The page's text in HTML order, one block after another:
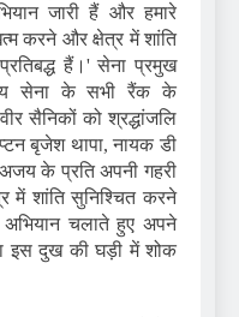
जारी हैं और हमारे
करने और क्षेत्र में शांति
हैं।' सेना प्रमुख
सेना के सभी रैंक के
सैनिकों को श्रद्धांजलि
बृजेश थापा, नायक डी
अजय के प्रति अपनी गहरी
में शांति सुनिश्चित करने
अभियान चलाते हुए अपने
इस दुख की घड़ी में शोक